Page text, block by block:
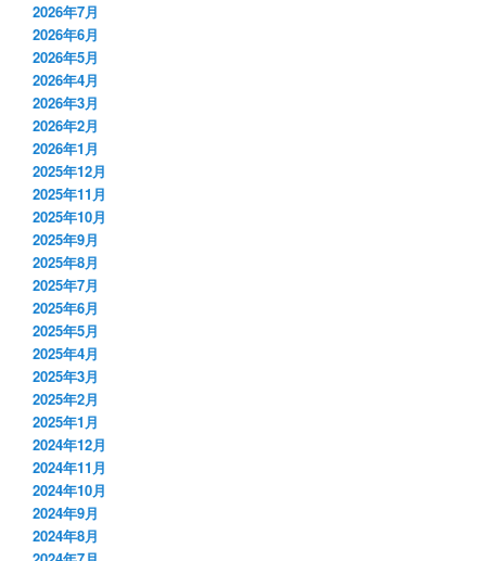
2026年7月
2026年6月
2026年5月
2026年4月
2026年3月
2026年2月
2026年1月
2025年12月
2025年11月
2025年10月
2025年9月
2025年8月
2025年7月
2025年6月
2025年5月
2025年4月
2025年3月
2025年2月
2025年1月
2024年12月
2024年11月
2024年10月
2024年9月
2024年8月